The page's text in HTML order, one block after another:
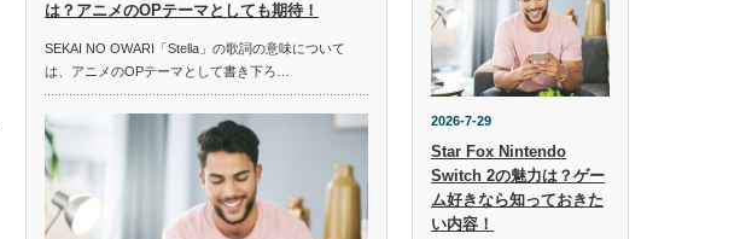
は？アニメのOPテーマとしても期待！
SEKAI NO OWARI「Stella」の歌詞の意味について
は、アニメのOPテーマとして書き下ろ…
2026-7-29
Star Fox Nintendo
Switch 2の魅力は？ゲー
ム好きなら知っておきた
い内容！